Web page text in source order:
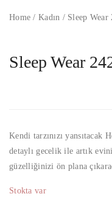
Home / Kadın /Sleep Wear
Sleep Wear
Kendi tarzınızı yansıtacak
detaylı gecelik ile artık
güzelliğinizi ön plana
Stokta var